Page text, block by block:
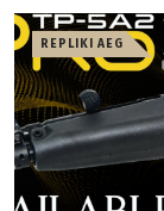
REPLIKI AEG